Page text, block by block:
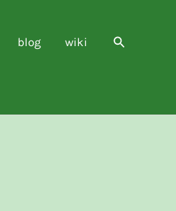
blog wiki Suchen